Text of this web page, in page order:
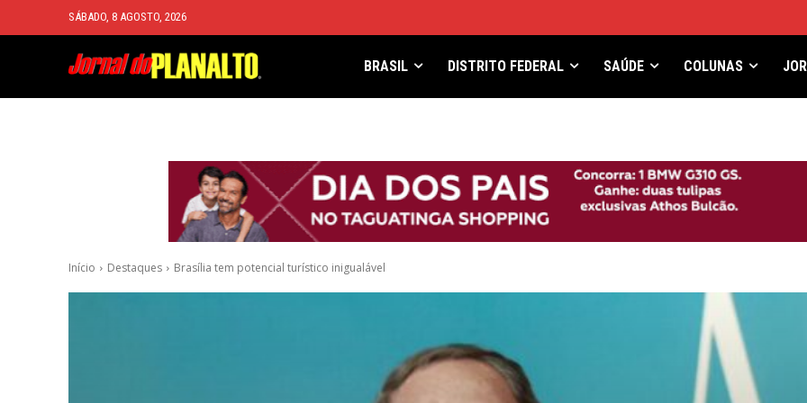
SÁBADO, 8 AGOSTO, 2026
BRASIL DISTRITO FEDERAL SAÚDE COLUNAS
Início Destaques Brasília tem potencial turístico inigualável